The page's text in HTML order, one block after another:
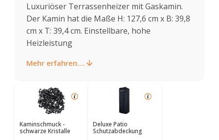
Luxuriöser Terrassenheizer mit Gaskamin.
Der Kamin hat die Maße H: 127,6 cm x B: 39,8
cm x T: 39,4 cm. Einstellbare, hohe
Heizleistung
Mehr erfahren....
Kaminschmuck -
schwarze Kristalle
Deluxe Patio
Schutzabdeckung